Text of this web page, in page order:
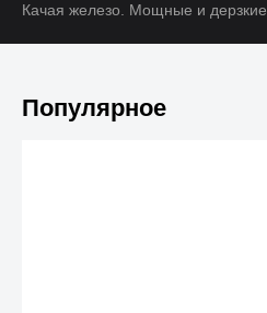
Качая железо. Мощные и дерзкие
Популярное